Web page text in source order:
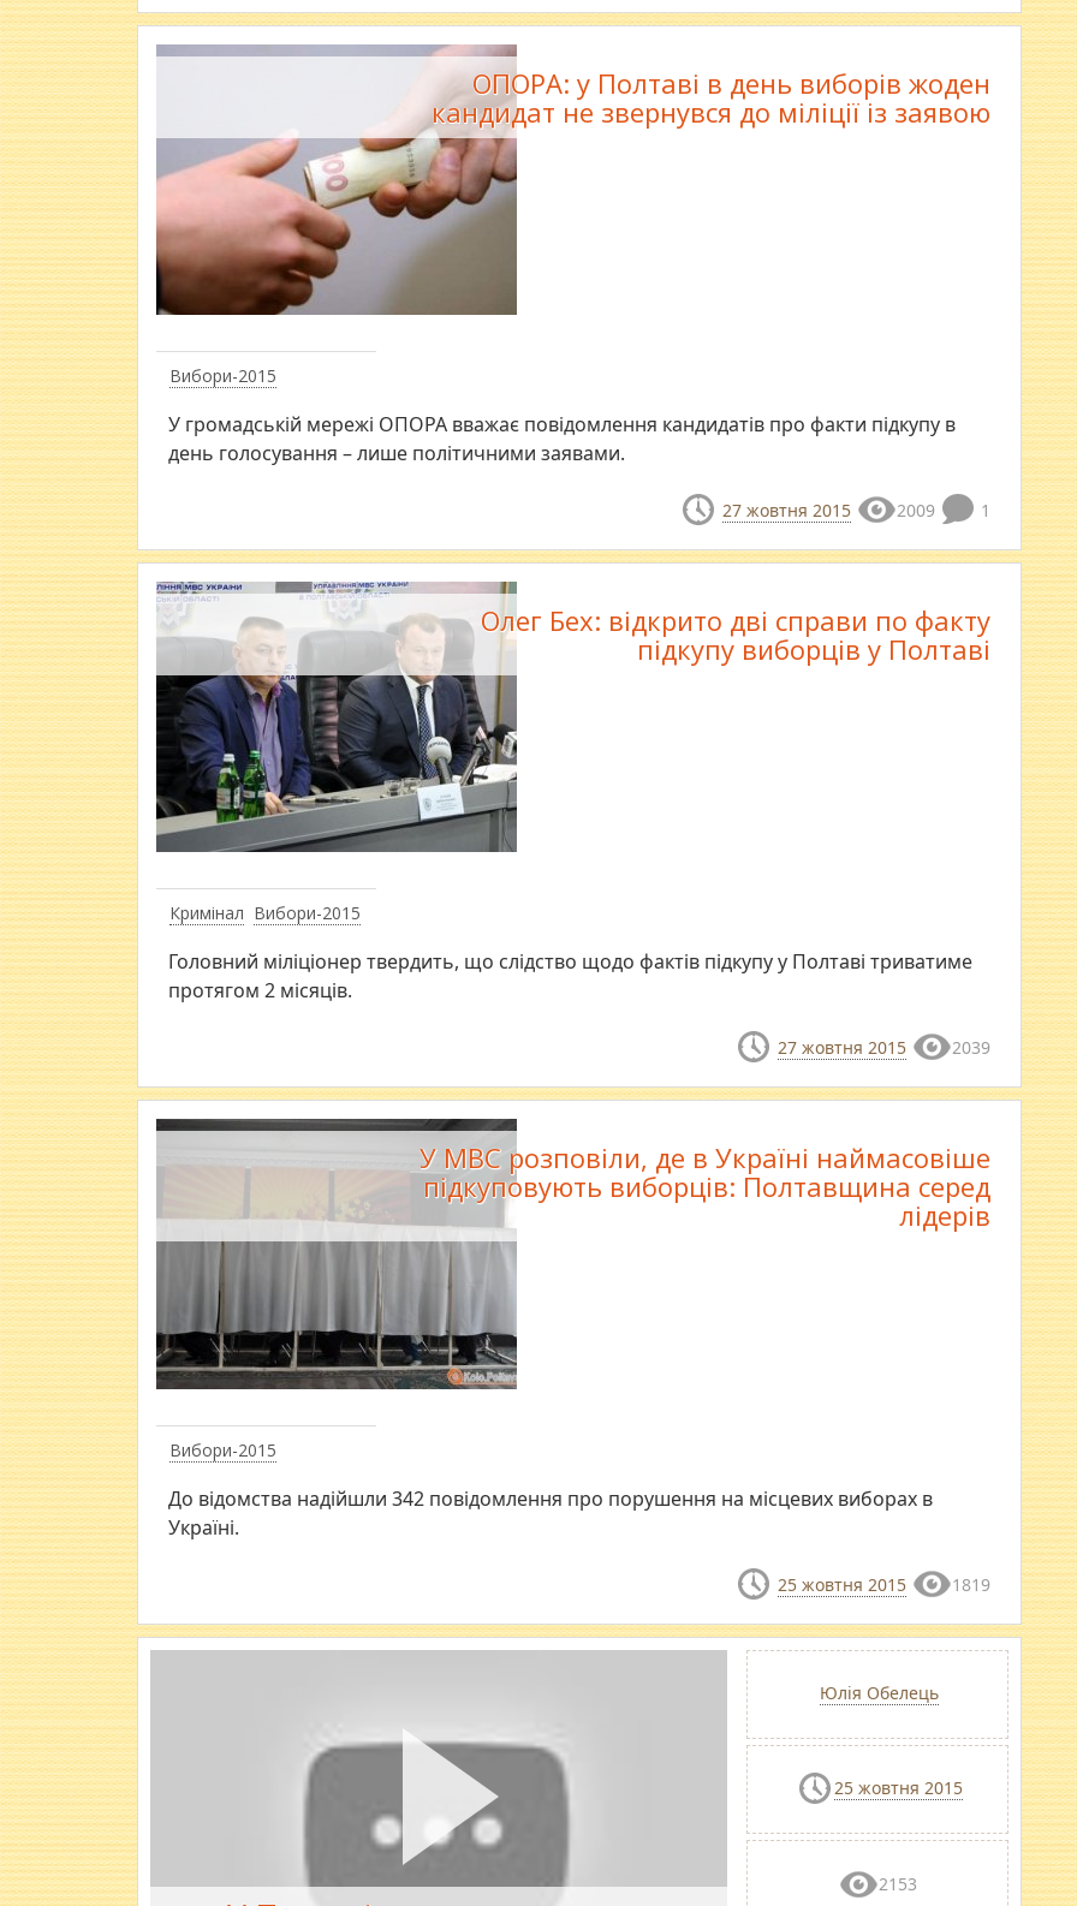
Вибори-2015
ОПОРА: у Полтаві в день виборів жоден
кандидат не звернувся до міліції із заявою
У громадській мережі ОПОРА вважає повідомлення кандидатів про факти підкупу в
день голосування – лише політичними заявами.
27 жовтня 2015 2009 1
Кримінал Вибори-2015
Олег Бех: відкрито дві справи по факту
підкупу виборців у Полтаві
Головний міліціонер твердить, що слідство щодо фактів підкупу у Полтаві триватиме
протягом 2 місяців.
27 жовтня 2015 2039
Вибори-2015
У МВС розповіли, де в Україні наймасовіше
підкуповують виборців: Полтавщина серед
лідерів
До відомства надійшли 342 повідомлення про порушення на місцевих виборах в
Україні.
25 жовтня 2015 1819
Юлія Обелець
25 жовтня 2015
2153